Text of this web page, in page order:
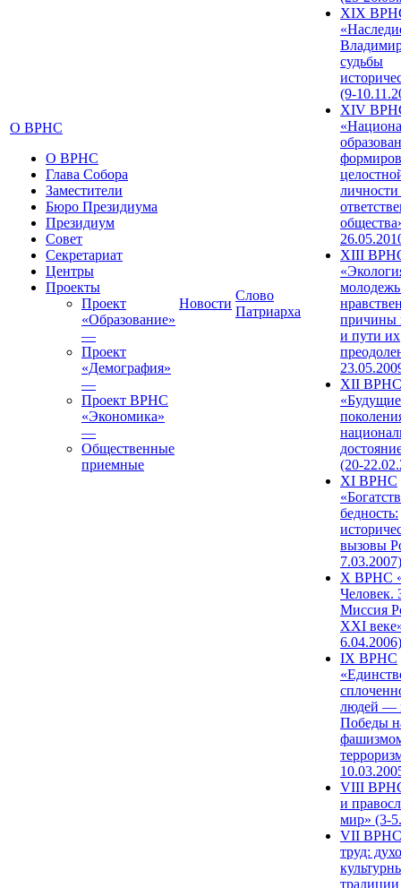
О ВРНС
О ВРНС
Глава Собора
Заместители
Бюро Президиума
Президиум
Совет
Секретариат
Центры
Проекты
Проект
«Образование»
—
Проект
«Демография»
—
Проект ВРНС
«Экономика»
—
Общественные
приемные
Новости
Слово
Патриарха
XIX
судьбы
(9-
XIV
XIII
причины
и пути их
XII ВРНС
«Будущие
(20-
XI ВРНС
бедность:
вызовы
7.03.2007)
X ВРНС
Человек.
Миссия
XXI
6.04.2006)
IX ВРНС
людей —
Победы
VIII
и
мир» (3-
VII ВРНС
труд: